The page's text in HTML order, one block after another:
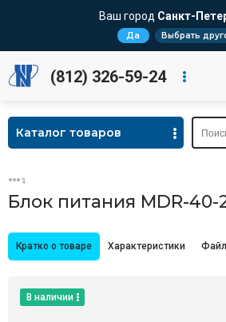
Ваш город Санкт-
Да Выбрать
(812) 326-59-24
Каталог товаров
Блок питания MDR-40-
Кратко о товаре Характеристики
В наличии